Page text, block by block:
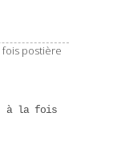
à la fois